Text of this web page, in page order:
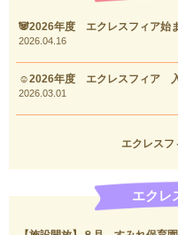
🐼2026年度 エクレスフィア始
2026.04.16
☺2026年度 エクレスフィア
2026.03.01
エクレスフ
エクレ